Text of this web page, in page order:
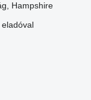
Hampshire